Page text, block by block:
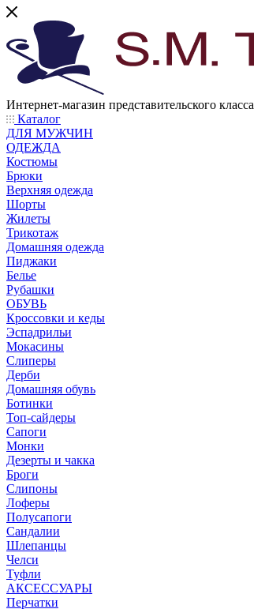
Интернет-магазин представительского класса
Каталог
ДЛЯ МУЖЧИН
ОДЕЖДА
Костюмы
Брюки
Верхняя одежда
Шорты
Жилеты
Трикотаж
Домашняя одежда
Пиджаки
Белье
Рубашки
ОБУВЬ
Кроссовки и кеды
Эспадрильи
Мокасины
Слиперы
Дерби
Домашняя обувь
Ботинки
Топ-сайдеры
Сапоги
Монки
Дезерты и чакка
Броги
Слипоны
Лоферы
Полусапоги
Сандалии
Шлепанцы
Челси
Туфли
АКСЕССУАРЫ
Перчатки